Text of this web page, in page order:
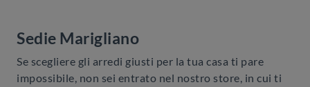
Sedie Marigliano
Se scegliere gli arredi giusti per la tua casa ti pare
impossibile, non sei entrato nel nostro store, in cui ti